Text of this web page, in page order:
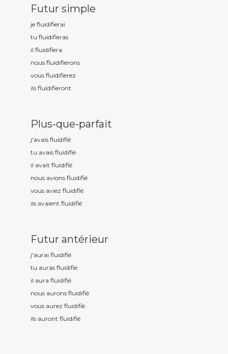
Futur simple
je fluidifierai
tu fluidifieras
il fluidifiera
nous fluidifierons
vous fluidifierez
ils fluidifieront
Plus-que-parfait
j'avais fluidifié
tu avais fluidifié
il avait fluidifié
nous avions fluidifié
vous aviez fluidifié
ils avaient fluidifié
Futur antérieur
j'aurai fluidifié
tu auras fluidifié
il aura fluidifié
nous aurons fluidifié
vous aurez fluidifié
ils auront fluidifié